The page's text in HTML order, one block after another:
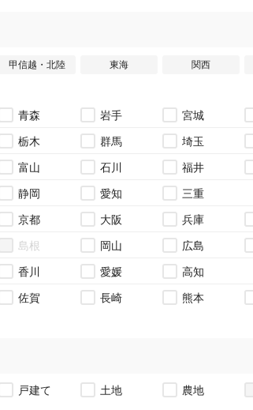
甲信越・北陸 東海 関西
青森 岩手 宮城
栃木 群馬 埼玉
富山 石川 福井
静岡 愛知 三重
京都 大阪 兵庫
島根 岡山 広島
香川 愛媛 高知
佐賀 長崎 熊本
戸建て 土地 農地